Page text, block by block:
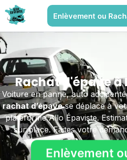
Enlèvement ou
Rachat d'épave à
Voiture en panne, auto
rachat d’épavese déplace à
plateforme Allo Épaviste.
sur place. Faites votre
Enlèvement